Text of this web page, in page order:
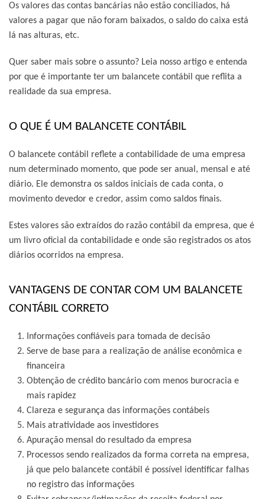
Os valores das contas bancárias não estão conciliados, há
valores a pagar que não foram baixados, o saldo do caixa está
lá nas alturas, etc.
Quer saber mais sobre o assunto? Leia nosso artigo e entenda
por que é importante ter um balancete contábil que reflita a
realidade da sua empresa.
O QUE É UM BALANCETE CONTÁBIL
O balancete contábil reflete a contabilidade de uma empresa
num determinado momento, que pode ser anual, mensal e até
diário. Ele demonstra os saldos iniciais de cada conta, o
movimento devedor e credor, assim como saldos finais.
Estes valores são extraídos do razão contábil da empresa, que é
um livro oficial da contabilidade e onde são registrados os atos
diários ocorridos na empresa.
VANTAGENS DE CONTAR COM UM BALANCETE
CONTÁBIL CORRETO
Informações confiáveis para tomada de decisão
Serve de base para a realização de análise econômica e
financeira
Obtenção de crédito bancário com menos burocracia e
mais rapidez
Clareza e segurança das informações contábeis
Mais atratividade aos investidores
Apuração mensal do resultado da empresa
Processos sendo realizados da forma correta na empresa,
já que pelo balancete contábil é possível identificar falhas
no registro das informações